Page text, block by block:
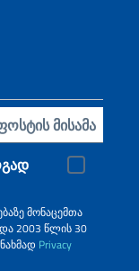
მონაცემთა
2003 წლის 30
Privacy